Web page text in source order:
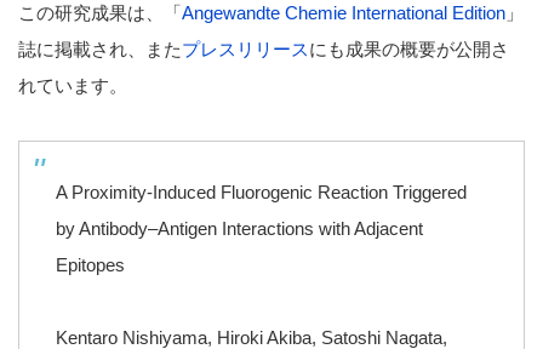
この研究成果は、「Angewandte Chemie International Edition 」
誌に掲載され、またプレスリリースにも成果の概要が公開さ
れています。
A Proximity-Induced Fluorogenic Reaction Triggered
by Antibody‒Antigen Interactions with Adjacent
Epitopes
Kentaro Nishiyama, Hiroki Akiba, Satoshi Nagata,